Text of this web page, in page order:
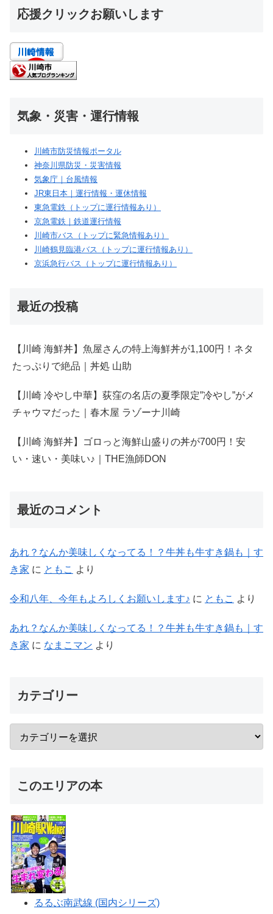
応援クリックお願いします
気象・災害・運行情報
川崎市防災情報ポータル
神奈川県防災・災害情報
気象庁｜台風情報
JR東日本｜運行情報・運休情報
東急電鉄（トップに運行情報あり）
京急電鉄｜鉄道運行情報
川崎市バス（トップに緊急情報あり）
川崎鶴見臨港バス（トップに運行情報あり）
京浜急行バス（トップに運行情報あり）
最近の投稿
【川崎 海鮮丼】魚屋さんの特上海鮮丼が1,100円！ネタ
たっぷりで絶品｜丼処 山助
【川崎 冷やし中華】荻窪の名店の夏季限定”冷やし”がメ
チャウマだった｜春木屋 ラゾーナ川崎
【川崎 海鮮丼】ゴロっと海鮮山盛りの丼が700円！安
い・速い・美味い♪｜THE漁師DON
最近のコメント
あれ？なんか美味しくなってる！？牛丼も牛すき鍋も｜す
き家 に ともこ より
令和八年、今年もよろしくお願いします♪ に ともこ より
あれ？なんか美味しくなってる！？牛丼も牛すき鍋も｜す
き家 に なまこマン より
カテゴリー
このエリアの本
るるぶ南武線 (国内シリーズ)